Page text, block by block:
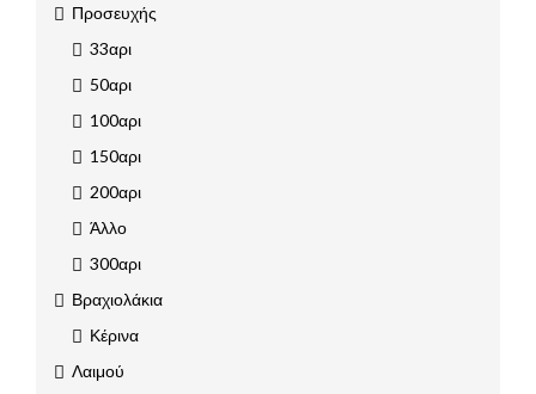
Προσευχής
33αρι
50αρι
100αρι
150αρι
200αρι
Άλλο
300αρι
Βραχιολάκια
Κέρινα
Λαιμού